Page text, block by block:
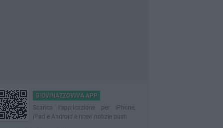
GIOVINAZZOVIVA APP
Scarica l'applicazione per iPhone,
iPad e Android e ricevi notizie push